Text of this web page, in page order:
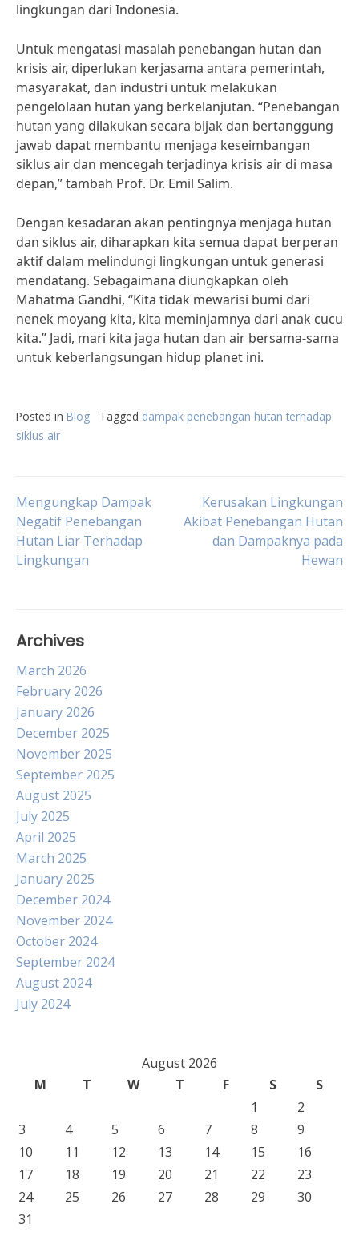
lingkungan dari Indonesia.
Untuk mengatasi masalah penebangan hutan dan
krisis air, diperlukan kerjasama antara pemerintah,
masyarakat, dan industri untuk melakukan
pengelolaan hutan yang berkelanjutan. “Penebangan
hutan yang dilakukan secara bijak dan bertanggung
jawab dapat membantu menjaga keseimbangan
siklus air dan mencegah terjadinya krisis air di masa
depan,” tambah Prof. Dr. Emil Salim.
Dengan kesadaran akan pentingnya menjaga hutan
dan siklus air, diharapkan kita semua dapat berperan
aktif dalam melindungi lingkungan untuk generasi
mendatang. Sebagaimana diungkapkan oleh
Mahatma Gandhi, “Kita tidak mewarisi bumi dari
nenek moyang kita, kita meminjamnya dari anak cucu
kita.” Jadi, mari kita jaga hutan dan air bersama-sama
untuk keberlangsungan hidup planet ini.
Posted in Blog Tagged dampak penebangan hutan terhadap
siklus air
Post
navigation
Mengungkap Dampak
Negatif Penebangan
Hutan Liar Terhadap
Lingkungan
Kerusakan Lingkungan
Akibat Penebangan Hutan
dan Dampaknya pada
Hewan
Archives
March 2026
February 2026
January 2026
December 2025
November 2025
September 2025
August 2025
July 2025
April 2025
March 2025
January 2025
December 2024
November 2024
October 2024
September 2024
August 2024
July 2024
August 2026
M
T W T F S
S
1
2
3
4 5 6 7 8
9
10
11 12 13 14 15
16
17
18 19 20 21 22
23
24
25 26 27 28 29
30
31